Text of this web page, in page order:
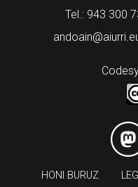
Tel.: 943 300
HONI BURUZ